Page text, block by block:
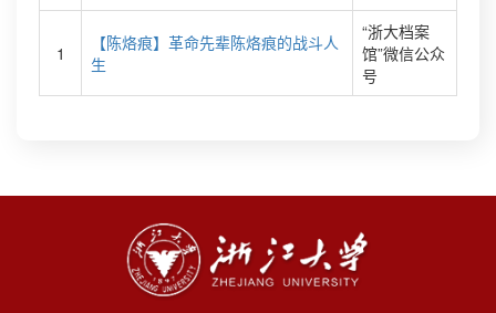
1
【陈烙痕】革命先辈陈烙痕的战斗人
生
“浙大档案
馆”微信公众
号